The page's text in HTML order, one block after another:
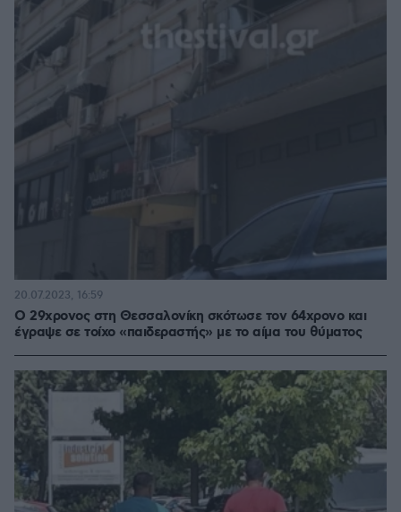
Ο 29χρονος στη Θεσσαλονίκη σκότωσε τον 64χρονο και
έγραψε σε τοίχο «παιδεραστής» με το αίμα του θύματος
20.07.2023, 16:59